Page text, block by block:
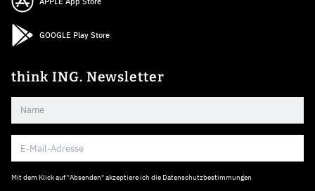
GOOGLE Play Store
think ING. Newsletter
Mit dem Klick auf "Absenden" akzeptiere ich die Datenschutzbestimmungen